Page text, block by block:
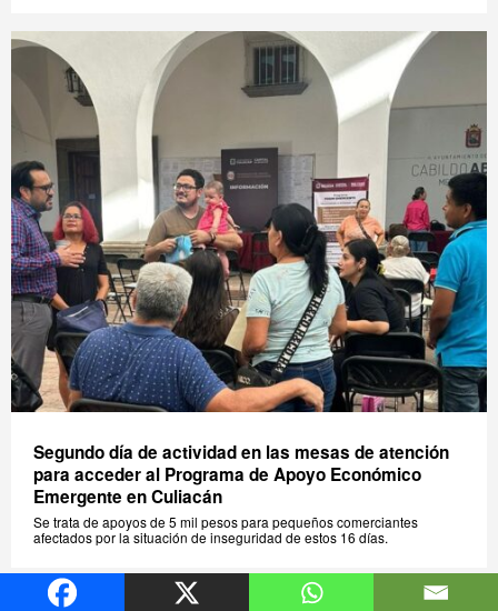
Segundo día de actividad en las mesas de atención
para acceder al Programa de Apoyo Económico
Emergente en Culiacán
Se trata de apoyos de 5 mil pesos para pequeños comerciantes
afectados por la situación de inseguridad de estos 16 días.